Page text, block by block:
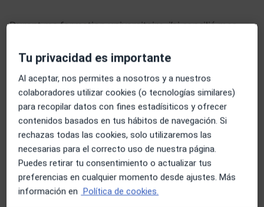
Durant ma formation universitaire, j’ai concilié mes
permis de découvrir que je possédais une grande
habileté manuelle ainsi qu’une forte empathie. Pour
cette raison, j’ai choisi de me spécialiser en chirurgie
orthopédique, une discipline qui me permet d’aider
mes patients à retrouver leur fonctionnalité et leur
mobilité, perdues en raison de la douleur ou d’autres
troubles articulaires.
Je me considère comme une personne patiente, claire
et honnête ; ces qualités constituent la base de mon
travail. Au cours de ces plus de 20 années
d’expérience, mes patients m’ont appris que c’est la
voie à suivre pour accompagner, traiter et soulager la
Tu privacidad es importante
Al aceptar, nos permites a nosotros y a nuestros
colaboradores utilizar cookies (o tecnologías similares)
para recopilar datos con fines estadísiticos y ofrecer
contenidos basados en tus hábitos de navegación. Si
rechazas todas las cookies, solo utilizaremos las
necesarias para el correcto uso de nuestra página.
Puedes retirar tu consentimiento o actualizar tus
preferencias en cualquier momento desde ajustes. Más
información en Política de cookies.